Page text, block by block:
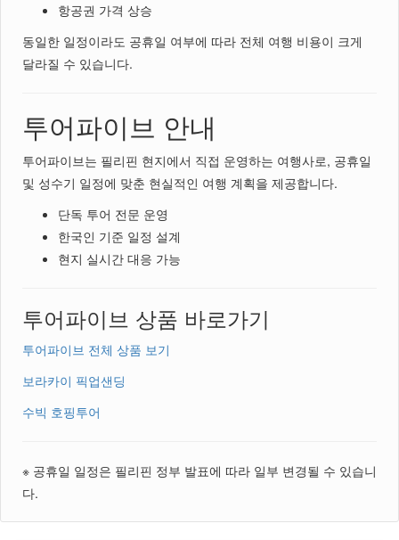
항공권 가격 상승
동일한 일정이라도 공휴일 여부에 따라 전체 여행 비용이 크게
달라질 수 있습니다.
투어파이브 안내
투어파이브는 필리핀 현지에서 직접 운영하는 여행사로, 공휴일
및 성수기 일정에 맞춘 현실적인 여행 계획을 제공합니다.
단독 투어 전문 운영
한국인 기준 일정 설계
현지 실시간 대응 가능
투어파이브 상품 바로가기
투어파이브 전체 상품 보기
보라카이 픽업샌딩
수빅 호핑투어
※ 공휴일 일정은 필리핀 정부 발표에 따라 일부 변경될 수 있습니
다.